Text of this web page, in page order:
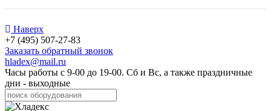
Наверх
+7 (495) 507-27-83
Заказать обратный звонок
hladex@mail.ru
Часы работы с 9-00 до 19-00. Сб и Вс, а также праздничные
дни - выходные